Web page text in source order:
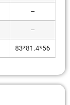
–
–
83*81.4*56